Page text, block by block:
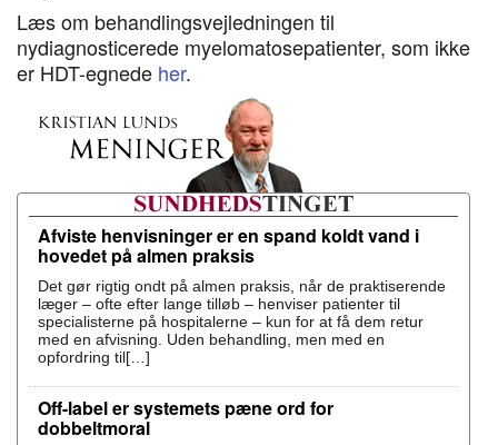
Læs om behandlingsvejledningen til
nydiagnosticerede myelomatosepatienter, som ikke
er HDT-egnede her.
Afviste henvisninger er en spand koldt vand i
hovedet på almen praksis
Det gør rigtig ondt på almen praksis, når de praktiserende
læger – ofte efter lange tilløb – henviser patienter til
specialisterne på hospitalerne – kun for at få dem retur
med en afvisning. Uden behandling, men med en
opfordring til[…]
Off-label er systemets pæne ord for
dobbeltmoral